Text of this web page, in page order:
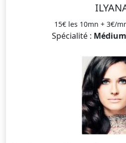
15€ les 10mn + 3€/
Spécialité :